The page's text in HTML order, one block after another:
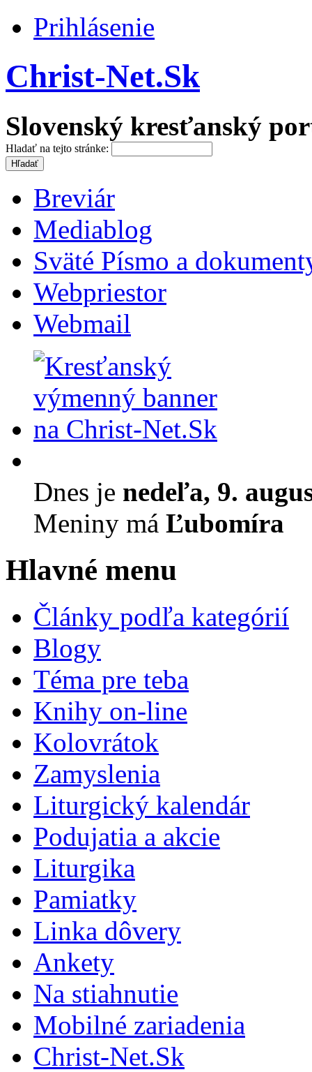
Prihlásenie
Christ-Net.Sk
Slovenský kresťanský
Hladať na tejto stránke:
Breviár
Mediablog
Sväté Písmo a
Webpriestor
Webmail
Dnes je nedeľa, 9.
Meniny má Ľubomíra
Hlavné menu
Články podľa kategórií
Blogy
Téma pre teba
Knihy on-line
Kolovrátok
Zamyslenia
Liturgický kalendár
Podujatia a akcie
Liturgika
Pamiatky
Linka dôvery
Ankety
Na stiahnutie
Mobilné zariadenia
Christ-Net.Sk